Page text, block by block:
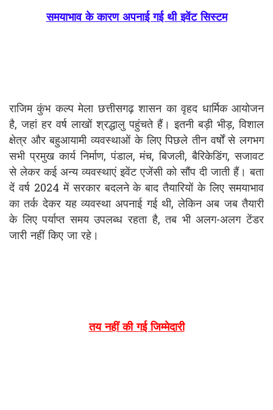
समयाभाव के कारण अपनाई गई थी इवेंट सिस्टम
राजिम कुंभ कल्प मेला छत्तीसगढ़ शासन का वृहद धार्मिक आयोजन
है, जहां हर वर्ष लाखों श्रद्धालु पहुंचते हैं। इतनी बड़ी भीड़, विशाल
क्षेत्र और बहुआयामी व्यवस्थाओं के लिए पिछले तीन वर्षों से लगभग
सभी प्रमुख कार्य निर्माण, पंडाल, मंच, बिजली, बैरिकेडिंग, सजावट
से लेकर कई अन्य व्यवस्थाएं इवेंट एजेंसी को सौंप दी जाती हैं। बता
दें वर्ष 2024 में सरकार बदलने के बाद तैयारियों के लिए समयाभाव
का तर्क देकर यह व्यवस्था अपनाई गई थी, लेकिन अब जब तैयारी
के लिए पर्याप्त समय उपलब्ध रहता है, तब भी अलग-अलग टेंडर
जारी नहीं किए जा रहे।
तय नहीं की गई जिम्मेदारी